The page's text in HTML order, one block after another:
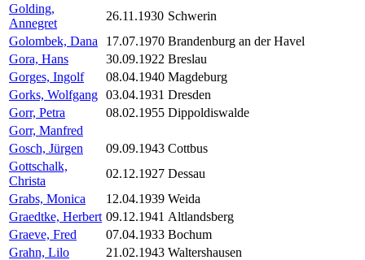
Golding,
Annegret
26.11.1930 Schwerin
Golombek, Dana
17.07.1970 Brandenburg an der Havel
Gora, Hans
30.09.1922 Breslau
Gorges, Ingolf
08.04.1940 Magdeburg
Gorks, Wolfgang 03.04.1931 Dresden
Gorr, Petra
08.02.1955 Dippoldiswalde
Gorr, Manfred
Gosch, Jürgen
09.09.1943 Cottbus
Gottschalk,
Christa
02.12.1927 Dessau
Grabs, Monica
12.04.1939 Weida
Graedtke, Herbert 09.12.1941 Altlandsberg
Graeve, Fred
07.04.1933 Bochum
Grahn, Lilo
21.02.1943 Waltershausen